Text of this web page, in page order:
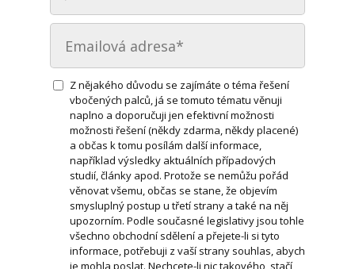
Z nějakého důvodu se zajímáte o téma řešení
vbočených palců, já se tomuto tématu věnuji
naplno a doporučuji jen efektivní možnosti
možnosti řešení (někdy zdarma, někdy placené)
a občas k tomu posílám další informace,
například výsledky aktuálních případových
studií, články apod. Protože se nemůžu pořád
věnovat všemu, občas se stane, že objevím
smysluplný postup u třetí strany a také na něj
upozorním. Podle současné legislativy jsou tohle
všechno obchodní sdělení a přejete-li si tyto
informace, potřebuji z vaší strany souhlas, abych
je mohla poslat. Nechcete-li nic takového, stačí